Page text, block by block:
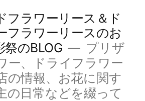
フラワーリース＆ド
フラワーリースのお
祭のBLOG
プリザ
ー、ドライフラワー
の情報、お花に関す
の日常などを綴って